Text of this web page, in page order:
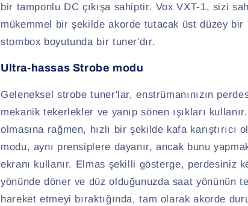
bir tamponlu DC çıkışa sahiptir. Vox VXT-1, sizi
mükemmel bir şekilde akorde tutacak üst düzey bir
stombox boyutunda bir tuner'dır.
Ultra-hassas Strobe modu
Geleneksel strobe tuner'lar, enstrümanınızın
mekanik tekerlekler ve yanıp sönen ışıkları
olmasına rağmen, hızlı bir şekilde kafa karıştırıcı
modu, aynı prensiplere dayanır, ancak bunu
ekranı kullanır. Elmas şekilli gösterge, perdesiniz
yönünde döner ve düz olduğunuzda saat yönünün
hareket etmeyi bıraktığında, tam olarak akorde